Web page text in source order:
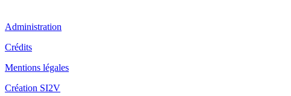
Administration
Crédits
Mentions légales
Création SI2V